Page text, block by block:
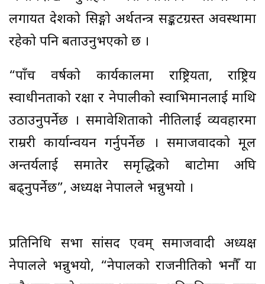
लगायत देशको सिङ्गो अर्थतन्त्र सङ्कटग्रस्त अवस्थामा
रहेको पनि बताउनुभएको छ ।
“पाँच वर्षको कार्यकालमा राष्ट्रियता, राष्ट्रिय
स्वाधीनताको रक्षा र नेपालीको स्वाभिमानलाई माथि
उठाउनुपर्नेछ । समावेशिताको नीतिलाई व्यवहारमा
राम्ररी कार्यान्वयन गर्नुपर्नेछ । समाजवादको मूल
अन्तर्यलाई समातेर समृद्धिको बाटोमा अघि
बढ्नुपर्नेछ”, अध्यक्ष नेपालले भन्नुभयो ।
प्रतिनिधि सभा सांसद एवम् समाजवादी अध्यक्ष
नेपालले भन्नुभयो, “नेपालको राजनीतिको भनौँ या